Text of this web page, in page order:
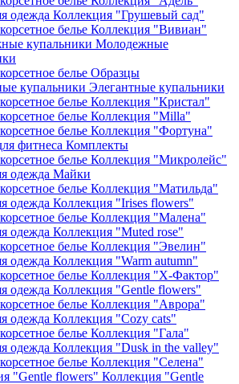
одежда Коллекция "Грушевый сад"
белье Коллекция "Вивиан"
купальники Молодежные
белье Образцы
купальники Элегантные купальники
белье Коллекция "Кристал"
белье Коллекция "Milla"
белье Коллекция "Фортуна"
фитнеса Комплекты
белье Коллекция "Микролейс"
одежда Майки
белье Коллекция "Матильда"
одежда Коллекция "Irises flowers"
белье Коллекция "Малена"
одежда Коллекция "Muted rose"
белье Коллекция "Эвелин"
одежда Коллекция "Warm autumn"
белье Коллекция "Х-Фактор"
одежда Коллекция "Gentle flowers"
белье Коллекция "Аврора"
одежда Коллекция "Cozy cats"
белье Коллекция "Гала"
одежда Коллекция "Dusk in the valley"
белье Коллекция "Селена"
"Gentle flowers" Коллекция "Gentle